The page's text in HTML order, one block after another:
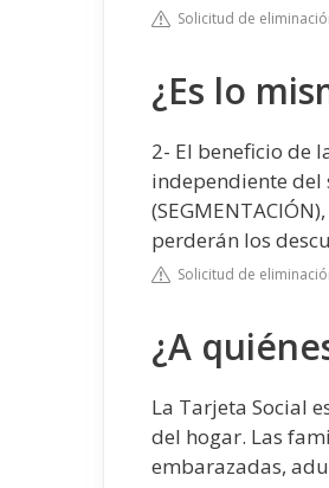
Solicitud de
¿Es lo
2- El beneficio de
independiente
perderán los
Solicitud de
¿A
La Tarjeta Social
del hogar. Las
embarazadas,